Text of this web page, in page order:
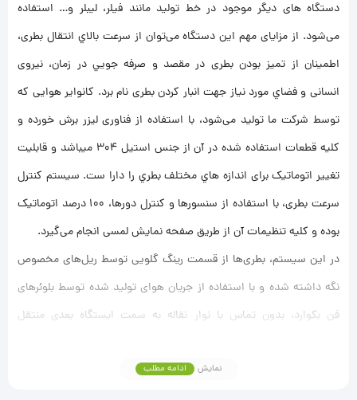
دستگاه های ديگر موجود در خط توليد مانند فيلر، ليبلر و… استفاده
می‌شود. از مزایای مهم این دستگاه می‌توان از سرعت بالاي انتقال بطری،
اطمينان از تميز بودن بطری در مقصد و صرفه جويي در زمان، نيروی
انسانی و فضاي مورد نياز جهت انبار كردن بطری نام برد. کانوایر هوایی كه
توسط شركت ما توليد می‌شود، با استفاده از فناوری ليزر برش خورده و
كليه قطعات استفاده شده در آن از جنس استيل 304 ميباشد و قابليت
تغيير اتوماتيک برای اندازه هاي مختلف بطري را دارا ست. سيستم كنترل
سرعت بطری، با استفاده از سنسورها و كنترل دورها، 100 درصد اتوماتيک
بوده و كليه تنظيمات آن از طريق صفحه نمايش لمسی انجام می‌گيرد.
در این سیستم، بطری‌ها از قسمت رینگ گلویی توسط ریل‌های مخصوص
نگه داشته شده و با استفاده از جریان هوای تولید شده توسط بلوئرهای
فن بکوارد، بدون تماس با نوار نقاله به سمت ایستگاه بعدی منتقل
نمایش ادامه مطلب